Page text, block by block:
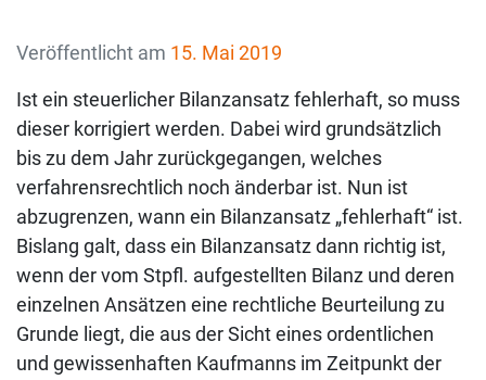
Veröffentlicht am 15. Mai 2019
Ist ein steuerlicher Bilanzansatz fehlerhaft, so muss
dieser korrigiert werden. Dabei wird grundsätzlich
bis zu dem Jahr zurückgegangen, welches
verfahrensrechtlich noch änderbar ist. Nun ist
abzugrenzen, wann ein Bilanzansatz „fehlerhaft“ ist.
Bislang galt, dass ein Bilanzansatz dann richtig ist,
wenn der vom Stpfl. aufgestellten Bilanz und deren
einzelnen Ansätzen eine rechtliche Beurteilung zu
Grunde liegt, die aus der Sicht eines ordentlichen
und gewissenhaften Kaufmanns im Zeitpunkt der